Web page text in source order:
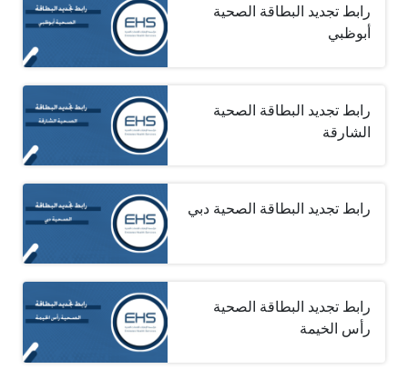
رابط تجديد البطاقة الصحية
أبوظبي
رابط تجديد البطاقة الصحية
الشارقة
رابط تجديد البطاقة الصحية دبي
رابط تجديد البطاقة الصحية
رأس الخيمة